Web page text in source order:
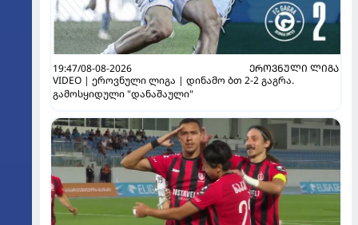
19:47/08-08-2026
ᲔᲠᲝᲕᲜᲣᲚᲘ ᲚᲘᲒᲐ
VIDEO | ეროვნული ლიგა | დინამო ბთ 2-2 გაგრა.
გამოსყიდული "დანაშაული"